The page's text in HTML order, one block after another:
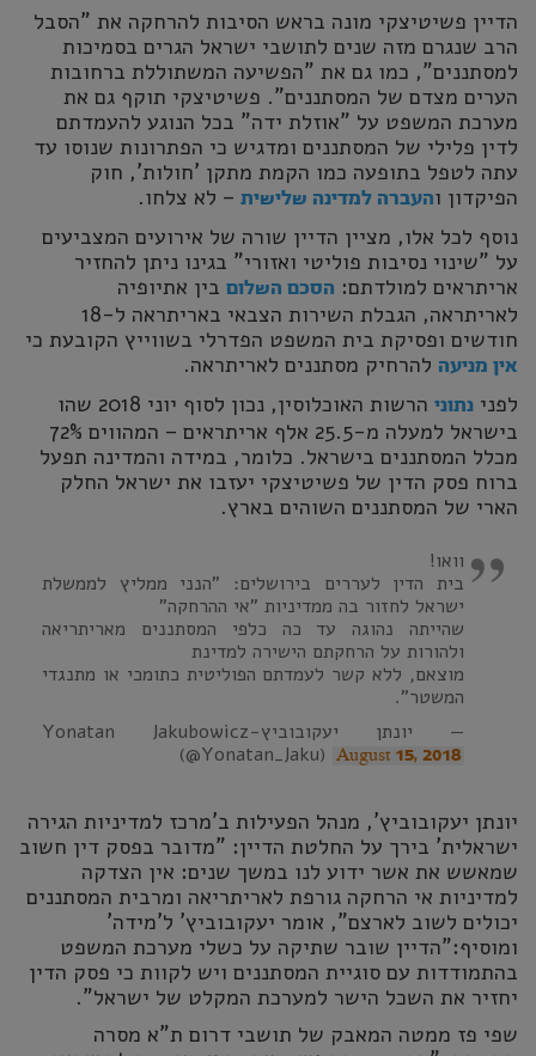
הדיין פשיטיצקי מונה בראש הסיבות להרחקה את "הסבל
הרב שנגרם מזה שנים לתושבי ישראל הגרים בסמיכות
למסתננים", כמו גם את "הפשיעה המשתוללת ברחובות
הערים מצדם של המסתננים". פשיטיצקי תוקף גם את
מערכת המשפט על "אוזלת ידה" בכל הנוגע להעמדתם
לדין פלילי של המסתננים ומדגיש כי הפתרונות שנוסו עד
עתה לטפל בתופעה כמו הקמת מתקן 'חולות', חוק
הפיקדון והעברה למדינה שלישית – לא צלחו.
נוסף לכל אלו, מציין הדיין שורה של אירועים המצביעים
על "שינוי נסיבות פוליטי ואזורי" בגינו ניתן להחזיר
אריתראים למולדתם: הסכם השלום בין אתיופיה
לאריתראה, הגבלת השירות הצבאי באריתראה ל-18
חודשים ופסיקת בית המשפט הפדרלי בשווייץ הקובעת כי
אין מניעה להרחיק מסתננים לאריתראה.
לפני נתוני
הרשות האוכלוסין, נכון לסוף יוני 2018 שהו
בישראל למעלה מ-25.5 אלף אריתראים – המהווים 72%
מכלל המסתננים בישראל. כלומר, במידה והמדינה תפעל
ברוח פסק הדין של פשיטיצקי יעזבו את ישראל החלק
הארי של המסתננים השוהים בארץ.
וואו!
בית הדין לעררים בירושלים: "הנני ממליץ לממשלת
ישראל לחזור בה ממדיניות "אי ההרחקה"
שהייתה נהוגה עד כה כלפי המסתננים מאריתריאה
ולהורות על הרחקתם הישירה למדינת
מוצאם, ללא קשר לעמדתם הפוליטית כתומכי או מתנגדי
המשטר".
— יונתן יעקובוביץ-Yonatan Jakubowicz
(@Yonatan_Jaku)
August 15, 2018
יונתן יעקובוביץ', מנהל הפעילות ב'מרכז למדיניות הגירה
ישראלית' בירך על החלטת הדיין: "מדובר בפסק דין חשוב
שמאשש את אשר ידוע לנו במשך שנים: אין הצדקה
למדיניות אי הרחקה גורפת לאריתריאה ומרבית המסתננים
יכולים לשוב לארצם", אומר יעקובוביץ' ל'מידה'
ומוסיף:"הדיין שובר שתיקה על כשלי מערכת המשפט
בהתמודדות עם סוגיית המסתננים ויש לקוות כי פסק הדין
יחזיר את השכל הישר למערכת המקלט של ישראל".
שפי פז ממטה המאבק של תושבי דרום ת"א מסרה